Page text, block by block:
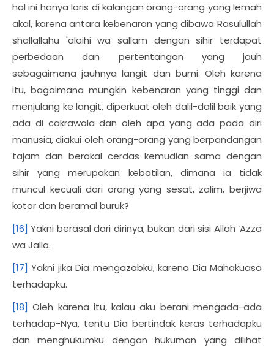
hal ini hanya laris di kalangan orang-orang yang lemah
akal, karena antara kebenaran yang dibawa Rasulullah
shallallahu 'alaihi wa sallam dengan sihir terdapat
perbedaan dan pertentangan yang jauh
sebagaimana jauhnya langit dan bumi. Oleh karena
itu, bagaimana mungkin kebenaran yang tinggi dan
menjulang ke langit, diperkuat oleh dalil-dalil baik yang
ada di cakrawala dan oleh apa yang ada pada diri
manusia, diakui oleh orang-orang yang berpandangan
tajam dan berakal cerdas kemudian sama dengan
sihir yang merupakan kebatilan, dimana ia tidak
muncul kecuali dari orang yang sesat, zalim, berjiwa
kotor dan beramal buruk?
[16] Yakni berasal dari dirinya, bukan dari sisi Allah ‘Azza
wa Jalla.
[17] Yakni jika Dia mengazabku, karena Dia Mahakuasa
terhadapku.
[18] Oleh karena itu, kalau aku berani mengada-ada
terhadap-Nya, tentu Dia bertindak keras terhadapku
dan menghukumku dengan hukuman yang dilihat